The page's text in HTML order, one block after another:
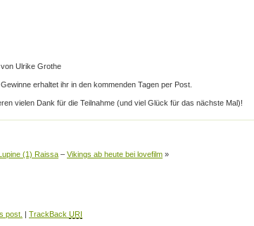
Ulrike Grothe
erhaltet ihr in den kommenden Tagen per Post.
vielen Dank für die Teilnahme (und viel Glück für das nächste Mal)!
Lupine (1) Raissa – Vikings ab heute bei lovefilm »
post. | TrackBack URI